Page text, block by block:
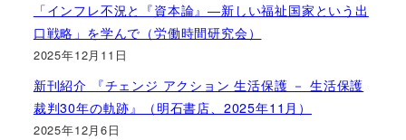
「インフレ不況と『資本論』―新しい福祉国家という出
口戦略」を学んで（労働時間研究会）
2025年12月11日
新刊紹介 『チェンジ アクション 生活保護 － 生活保護
裁判30年の軌跡』（明石書店、2025年11月）
2025年12月6日